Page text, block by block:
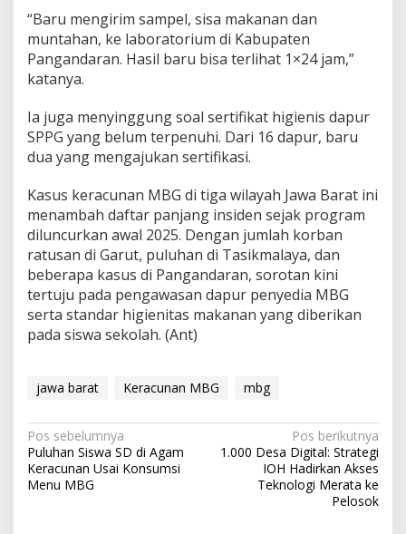
“Baru mengirim sampel, sisa makanan dan
muntahan, ke laboratorium di Kabupaten
Pangandaran. Hasil baru bisa terlihat 1×24 jam,”
katanya.
Ia juga menyinggung soal sertifikat higienis dapur
SPPG yang belum terpenuhi. Dari 16 dapur, baru
dua yang mengajukan sertifikasi.
Kasus keracunan MBG di tiga wilayah Jawa Barat ini
menambah daftar panjang insiden sejak program
diluncurkan awal 2025. Dengan jumlah korban
ratusan di Garut, puluhan di Tasikmalaya, dan
beberapa kasus di Pangandaran, sorotan kini
tertuju pada pengawasan dapur penyedia MBG
serta standar higienitas makanan yang diberikan
pada siswa sekolah. (Ant)
jawa barat Keracunan MBG mbg
Navigasi
pos
Pos sebelumnya
Puluhan Siswa SD di Agam
Keracunan Usai Konsumsi
Menu MBG
Pos berikutnya
1.000 Desa Digital: Strategi
IOH Hadirkan Akses
Teknologi Merata ke
Pelosok